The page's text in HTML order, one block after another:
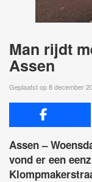
Man rijdt
Assen
Geplaatst op 8 december
Assen –
vond er een